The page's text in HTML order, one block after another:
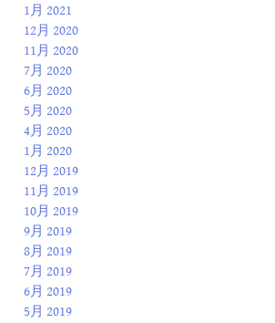
1月 2021
12月 2020
11月 2020
7月 2020
6月 2020
5月 2020
4月 2020
1月 2020
12月 2019
11月 2019
10月 2019
9月 2019
8月 2019
7月 2019
6月 2019
5月 2019